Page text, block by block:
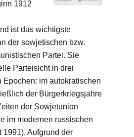
1912
ist das wichtigste
der sowjetischen bzw.
Partei. Sie
Parteisicht in drei
Epochen: im autokratischen
der Bürgerkriegsjahre
der Sowjetunion
im modernen russischen
1991). Aufgrund der